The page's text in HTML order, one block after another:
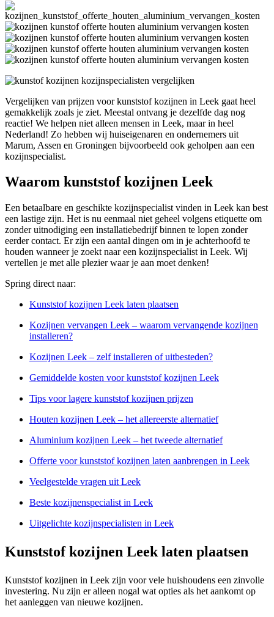
Vergelijken van prijzen voor kunststof kozijnen in Leek gaat heel
gemakkelijk zoals je ziet. Meestal ontvang je dezelfde dag nog
reactie! We helpen niet alleen mensen in Leek, maar in heel
Nederland! Zo hebben wij huiseigenaren en ondernemers uit
Marum, Assen en Groningen bijvoorbeeld ook geholpen aan een
kozijnspecialist.
Waarom kunststof kozijnen Leek
Een betaalbare en geschikte kozijnspecialist vinden in Leek kan best
een lastige zijn. Het is nu eenmaal niet geheel volgens etiquette om
zonder uitnodiging een installatiebedrijf binnen te lopen zonder
eerder contact. Er zijn een aantal dingen om in je achterhoofd te
houden wanneer je zoekt naar een kozijnspecialist in Leek. Wij
vertellen je met alle plezier waar je aan moet denken!
Spring direct naar:
Kunststof kozijnen Leek laten plaatsen
Kozijnen vervangen Leek – waarom vervangende kozijnen
installeren?
Kozijnen Leek – zelf installeren of uitbesteden?
Gemiddelde kosten voor kunststof kozijnen Leek
Tips voor lagere kunststof kozijnen prijzen
Houten kozijnen Leek – het allereerste alternatief
Aluminium kozijnen Leek – het tweede alternatief
Offerte voor kunststof kozijnen laten aanbrengen in Leek
Veelgestelde vragen uit Leek
Beste kozijnenspecialist in Leek
Uitgelichte kozijnspecialisten in Leek
Kunststof kozijnen Leek laten plaatsen
Kunststof kozijnen in Leek zijn voor vele huishoudens een zinvolle
investering. Nu zijn er alleen nogal wat opties als het aankomt op
het aanleggen van nieuwe kozijnen.